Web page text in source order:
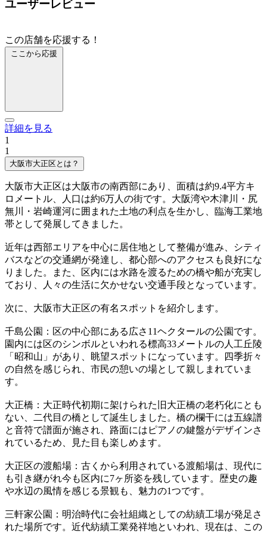
ユーザーレビュー
この店舗を応援する！
ここから応援
詳細を見る
1
1
大阪市大正区とは？
大阪市大正区は大阪市の南西部にあり、面積は約9.4平方キ
ロメートル、人口は約6万人の街です。大阪湾や木津川・尻
無川・岩崎運河に囲まれた土地の利点を生かし、臨海工業地
帯として発展してきました。
近年は西部エリアを中心に居住地として整備が進み、シティ
バスなどの交通網が発達し、都心部へのアクセスも良好にな
りました。また、区内には水路を渡るための橋や船が充実し
ており、人々の生活に欠かせない交通手段となっています。
次に、大阪市大正区の有名スポットを紹介します。
千島公園：区の中心部にある広さ11ヘクタールの公園です。
園内には区のシンボルといわれる標高33メートルの人工丘陵
「昭和山」があり、眺望スポットになっています。四季折々
の自然を感じられ、市民の憩いの場として親しまれていま
す。
大正橋：大正時代初期に架けられた旧大正橋の老朽化にとも
ない、二代目の橋として誕生しました。橋の欄干には五線譜
と音符で譜面が施され、路面にはピアノの鍵盤がデザインさ
れているため、見た目も楽しめます。
大正区の渡船場：古くから利用されている渡船場は、現代に
も引き継がれ今も区内に7ヶ所姿を残しています。歴史の趣
や水辺の風情を感じる景観も、魅力の1つです。
三軒家公園：明治時代に会社組織としての紡績工場が発足さ
れた場所です。近代紡績工業発祥地といわれ、現在は、この